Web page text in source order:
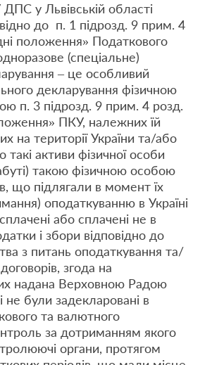
у Львівській області
до п. 1 підрозд. 9 прим. 4
положення» Податкового
(спеціальне)
– це особливий
декларування фізичною
п. 3 підрозд. 9 прим. 4 розд.
ПКУ, належних їй
на території України та/або
активи фізичної особи
такою фізичною особою
що підлягали в момент їх
оподаткуванню в Україні
або сплачені не в
і збори відповідно до
з питань оподаткування та/
згода на
надана Верховною Радою
не були задекларовані в
та валютного
за дотриманням якого
органи, протягом